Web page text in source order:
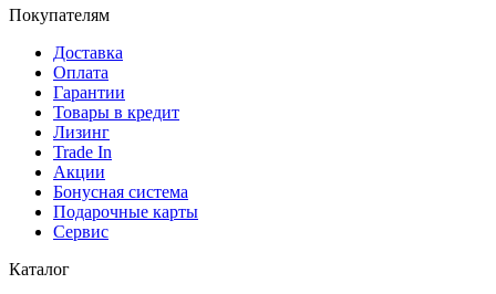
Покупателям
Доставка
Оплата
Гарантии
Товары в кредит
Лизинг
Trade In
Акции
Бонусная система
Подарочные карты
Сервис
Каталог